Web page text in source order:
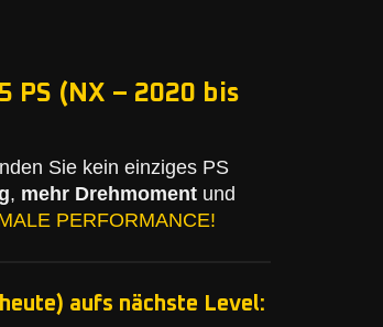
PS (NX – 2020 bis
Sie kein einziges PS
, mehr Drehmoment und
PERFORMANCE!
aufs nächste Level: